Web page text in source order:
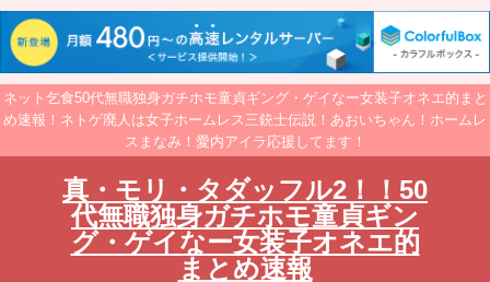
ネット乞食50代無職独身ガチホモ童貞ギング・ゲイなー女装子オネエ的まと
め速報！ネトゲ廃人は女子ホームレス三銃士伝説！あおいちゃん！ホームレ
スまなみ！愛内アイラ応援してます！
真・モリ・タダッフル2！！50
代無職独身ガチホモ童貞ギン
グ・ゲイなー女装子オネエ的
まとめ速報